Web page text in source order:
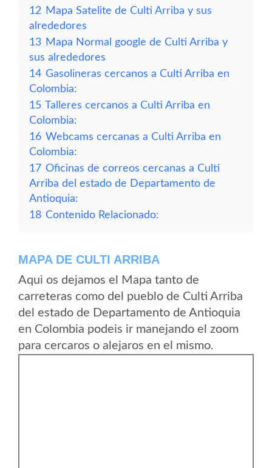
12 Mapa Satelite de Culti Arriba y sus
alrededores
13 Mapa Normal google de Culti Arriba y
sus alrededores
14 Gasolineras cercanos a Culti Arriba en
Colombia:
15 Talleres cercanos a Culti Arriba en
Colombia:
16 Webcams cercanas a Culti Arriba en
Colombia:
17 Oficinas de correos cercanas a Culti
Arriba del estado de Departamento de
Antioquia:
18 Contenido Relacionado:
MAPA DE CULTI ARRIBA
Aqui os dejamos el Mapa tanto de
carreteras como del pueblo de Culti Arriba
del estado de Departamento de Antioquia
en Colombia podeis ir manejando el zoom
para cercaros o alejaros en el mismo.